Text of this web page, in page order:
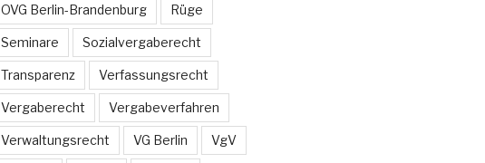
OVG Berlin-Brandenburg Rüge
Seminare Sozialvergaberecht
Transparenz Verfassungsrecht
Vergaberecht Vergabeverfahren
Verwaltungsrecht VG Berlin VgV